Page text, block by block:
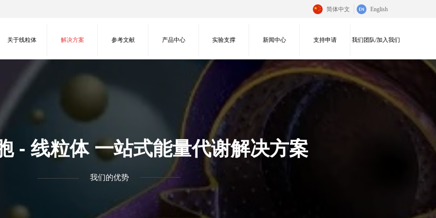
关于线粒体 解决方案 参考文献 产品中心 实验支撑 新闻中心 支持申请 我们团队/加入我们
简体中文 English
- 线粒体 一站式能量代谢解决方案
我们的优势